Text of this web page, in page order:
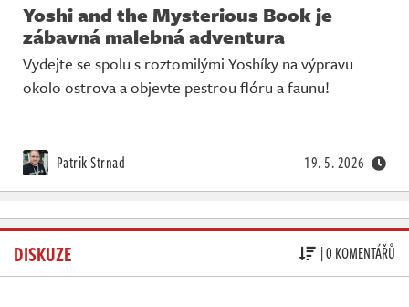
Yoshi and the Mysterious Book je
zábavná malebná adventura
Vydejte se spolu s roztomilými Yoshíky na výpravu
okolo ostrova a objevte pestrou flóru a faunu!
Patrik Strnad 19. 5. 2026
DISKUZE | 0 KOMENTÁŘŮ